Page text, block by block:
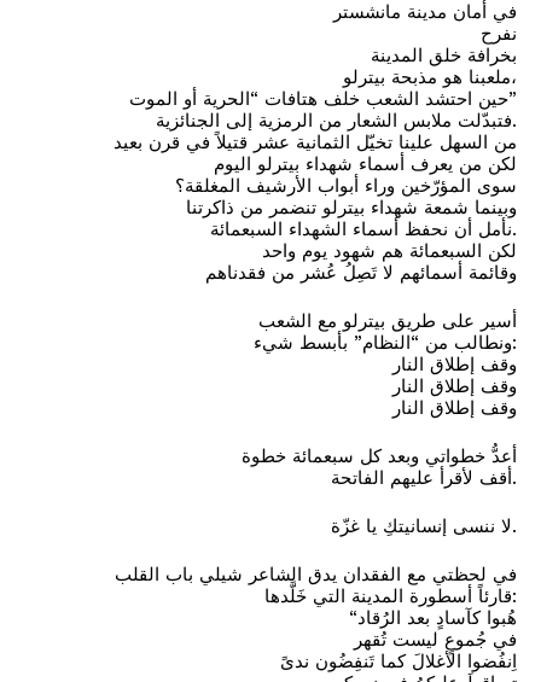
في أمان مدينة مانشستر
نفرح
بخرافة خلق المدينة
ملعبنا هو مذبحة بيترلو،
حين احتشد الشعب خلف هتافات “الحرية أو الموت”
فتبدّلت ملابس الشعار من الرمزية إلى الجنائزية.
من السهل علينا تخيّل الثمانية عشر قتيلاً في قرن بعيد
لكن من يعرف أسماء شهداء بيترلو اليوم
سوى المؤرّخين وراء أبواب الأرشيف المغلقة؟
وبينما شمعة شهداء بيترلو تنضمر من ذاكرتنا
نأمل أن نحفظ أسماء الشهداء السبعمائة.
لكن السبعمائة هم شهود يوم واحد
وقائمة أسمائهم لا تَصِلُ عُشر من فقدناهم
أسير على طريق بيترلو مع الشعب
ونطالب من “النظام” بأبسط شيء:
وقف إطلاق النار
وقف إطلاق النار
وقف إطلاق النار
أعدُّ خطواتي وبعد كل سبعمائة خطوة
أقف لأقرأ عليهم الفاتحة.
لا ننسى إنسانيتكِ يا غزّة.
في لحظتي مع الفقدان يدق الشاعر شيلي باب القلب
قارئاً أسطورة المدينة التي خَلَّدها:
“هُبوا كآسادٍ بعد الرُقاد
في جُموعٍ ليست تُقهر
اِنفُضوا الأغلالَ كما تَنفِضُون ندىً